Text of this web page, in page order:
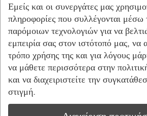
ΙΒΑΝ: GR8101403900390002002009826
Εμείς και οι συνεργάτες μας
πληροφορίες που συλλέγονται
παρόμοιων τεχνολογιών για να
εμπειρία σας στον ιστότοπό μας, να
τρόπο χρήσης της και για λόγους
να μάθετε περισσότερα στην
και να διαχειριστείτε την
στιγμή.